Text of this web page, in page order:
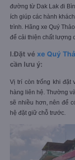
đường từ Dak Lak đi
ích giúp các hành
trình. Hãng xe Quý
để cải thiện chất lượng
I.Đặt vé xe Quý
cần lưu ý:
Vị trí còn trống khi đặt
hàng liên hệ. Thường
sẽ nhiều hơn, nên để
hệ đặt giữ chỗ trước.